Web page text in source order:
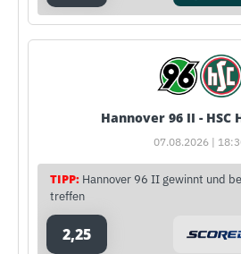
Hannover 96 II - HSC
07.08.2026 |
TIPP: Hannover 96 II gewinnt und
treffen
2,25